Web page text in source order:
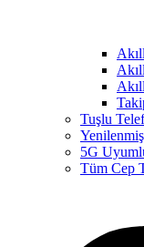
Tuşlu
5G
Tüm Cep